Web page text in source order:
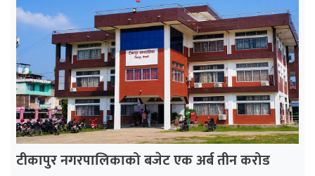
टीकापुर नगरपालिकाको बजेट एक अर्ब तीन करोड